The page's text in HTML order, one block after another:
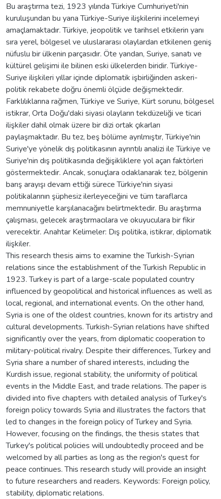
Bu araştırma tezi, 1923 yılında Türkiye Cumhuriyeti'nin
kuruluşundan bu yana Türkiye-Suriye ilişkilerini incelemeyi
amaçlamaktadır. Türkiye, jeopolitik ve tarihsel etkilerin yanı
sıra yerel, bölgesel ve uluslararası olaylardan etkilenen geniş
nüfuslu bir ülkenin parçasıdır. Öte yandan, Suriye, sanatı ve
kültürel gelişimi ile bilinen eski ülkelerden biridir. Türkiye-
Suriye ilişkileri yıllar içinde diplomatik işbirliğinden askeri-
politik rekabete doğru önemli ölçüde değişmektedir.
Farklılıklarına rağmen, Türkiye ve Suriye, Kürt sorunu, bölgesel
istikrar, Orta Doğu'daki siyasi olayların tekdüzeliği ve ticari
ilişkiler dahil olmak üzere bir dizi ortak çıkarları
paylaşmaktadır. Bu tez, beş bölüme ayrılmıştır, Türkiye'nin
Suriye'ye yönelik dış politikasının ayrıntılı analizi ile Türkiye ve
Suriye'nin dış politikasında değişikliklere yol açan faktörleri
göstermektedir. Ancak, sonuçlara odaklanarak tez, bölgenin
barış arayışı devam ettiği sürece Türkiye'nin siyasi
politikalarının şüphesiz ilerleyeceğini ve tüm taraflarca
memnuniyetle karşılanacağını belirtmektedir. Bu araştırma
çalışması, gelecek araştırmacılara ve okuyuculara bir fikir
verecektir. Anahtar Kelimeler: Dış politika, istikrar, diplomatik
ilişkiler.
This research thesis aims to examine the Turkish-Syrian
relations since the establishment of the Turkish Republic in
1923. Turkey is part of a large-scale populated country
influenced by geopolitical and historical influences as well as
local, regional, and international events. On the other hand,
Syria is one of the oldest countries, known for its artistry and
cultural developments. Turkish-Syrian relations have shifted
significantly over the years, from diplomatic cooperation to
military-political rivalry. Despite their differences, Turkey and
Syria share a number of shared interests, including the
Kurdish issue, regional stability, the uniformity of political
events in the Middle East, and trade relations. The paper is
divided into five chapters with detailed analysis of Turkey's
foreign policy towards Syria and illustrates the factors that
led to changes in the foreign policy of Turkey and Syria.
However, focusing on the findings, the thesis states that
Turkey's political policies will undoubtedly proceed and be
welcomed by all parties as long as the region's quest for
peace continues. This research study will provide an insight
to future researchers and readers. Keywords: Foreign policy,
stability, diplomatic relations.